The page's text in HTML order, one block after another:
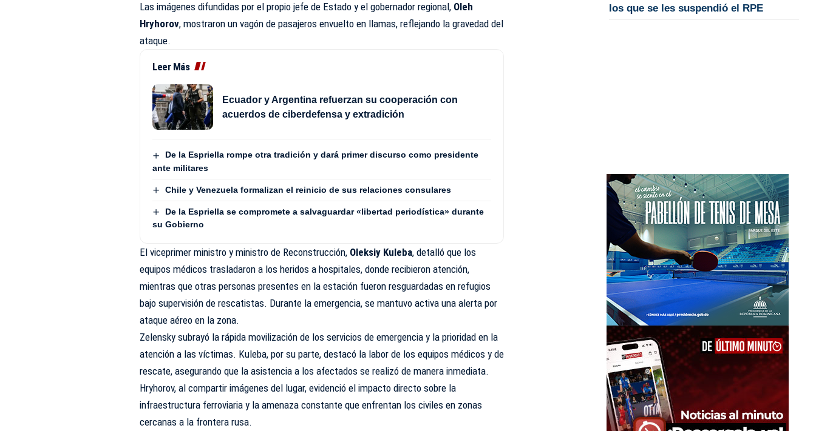
Las imágenes difundidas por el propio jefe de Estado y el gobernador regional, Oleh
Hryhorov, mostraron un vagón de pasajeros envuelto en llamas, reflejando la gravedad del
ataque.
Leer Más
Ecuador y Argentina refuerzan su cooperación con
acuerdos de ciberdefensa y extradición
De la Espriella rompe otra tradición y dará primer discurso como presidente
ante militares
Chile y Venezuela formalizan el reinicio de sus relaciones consulares
De la Espriella se compromete a salvaguardar «libertad periodística» durante
su Gobierno
El viceprimer ministro y ministro de Reconstrucción, Oleksiy Kuleba, detalló que los
equipos médicos trasladaron a los heridos a hospitales, donde recibieron atención,
mientras que otras personas presentes en la estación fueron resguardadas en refugios
bajo supervisión de rescatistas. Durante la emergencia, se mantuvo activa una alerta por
ataque aéreo en la zona.
Zelensky subrayó la rápida movilización de los servicios de emergencia y la prioridad en la
atención a las víctimas. Kuleba, por su parte, destacó la labor de los equipos médicos y de
rescate, asegurando que la asistencia a los afectados se realizó de manera inmediata.
Hryhorov, al compartir imágenes del lugar, evidenció el impacto directo sobre la
infraestructura ferroviaria y la amenaza constante que enfrentan los civiles en zonas
cercanas a la frontera rusa.
los que se les suspendió el RPE